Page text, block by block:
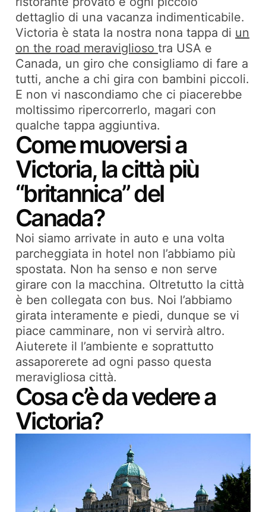
dettaglio di una vacanza indimenticabile.
Victoria è stata la nostra nona tappa di un
on the road meravigliosotra USA e
Canada, un giro che consigliamo di fare a
tutti, anche a chi gira con bambini piccoli.
E non vi nascondiamo che ci piacerebbe
moltissimo ripercorrerlo, magari con
qualche tappa aggiuntiva.
Come muoversi a
Victoria, la città più
“britannica” del
Canada?
Noi siamo arrivate in auto e una volta
parcheggiata in hotel non l’abbiamo più
spostata. Non ha senso e non serve
girare con la macchina. Oltretutto la città
è ben collegata con bus. Noi l’abbiamo
girata interamente e piedi, dunque se vi
piace camminare, non vi servirà altro.
Aiuterete il l’ambiente e soprattutto
assaporerete ad ogni passo questa
meravigliosa città.
Cosa c’è da vedere a
Victoria?